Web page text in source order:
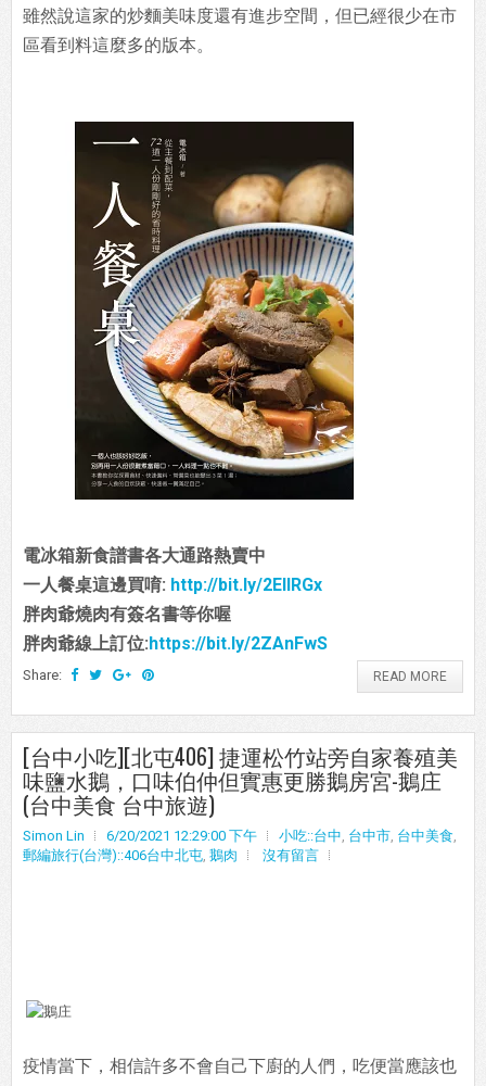
雖然說這家的炒麵美味度還有進步空間，但已經很少在市
區看到料這麼多的版本。
電冰箱新食譜書各大通路熱賣中
一人餐桌這邊買唷: http://bit.ly/2EIIRGx
胖肉爺燒肉有簽名書等你喔
胖肉爺線上訂位:https://bit.ly/2ZAnFwS
Share: READ MORE
[台中小吃][北屯406] 捷運松竹站旁自家養殖美
味鹽水鵝，口味伯仲但實惠更勝鵝房宮-鵝庄
(台中美食 台中旅遊)
Simon Lin 6/20/2021 12:29:00 下午 小吃::台中, 台中市, 台中美食,
郵編旅行(台灣)::406台中北屯, 鵝肉 沒有留言
疫情當下，相信許多不會自己下廚的人們，吃便當應該也